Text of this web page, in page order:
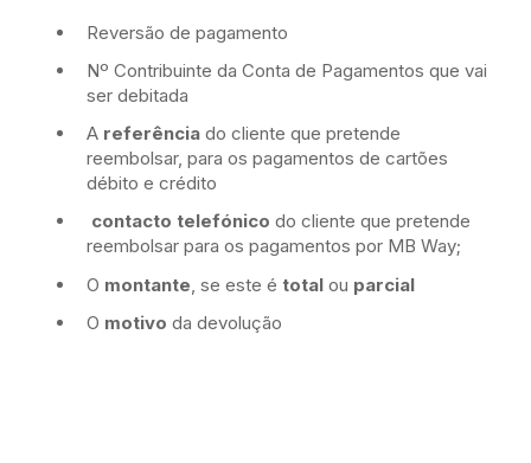
Reversão de pagamento
Nº Contribuinte da Conta de Pagamentos que vai
ser debitada
A referência do cliente que pretende
reembolsar, para os pagamentos de cartões
débito e crédito
contacto telefónico do cliente que pretende
reembolsar para os pagamentos por MB Way;
O montante , se este é total ou parcial
O motivo da devolução